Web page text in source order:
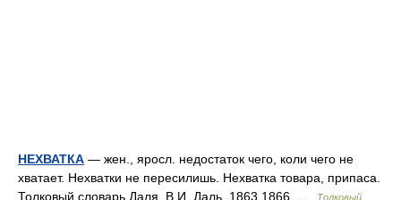
НЕХВАТКА — жен., яросл. недостаток чего, коли чего не
хватает. Нехватки не пересилишь. Нехватка товара, припаса.
Толковый словарь Даля. В.И. Даль. 1863 1866 …
Толковый